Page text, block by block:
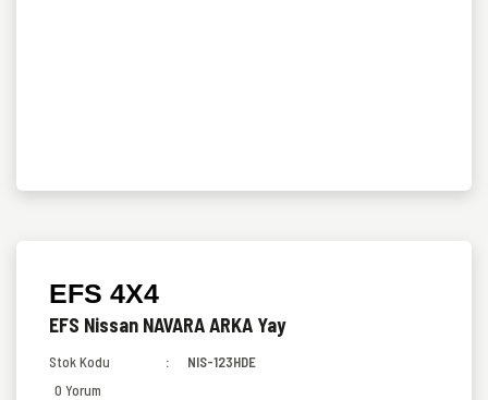
EFS 4X4
EFS Nissan NAVARA ARKA Yay
Stok Kodu
NIS-123HDE
0 Yorum